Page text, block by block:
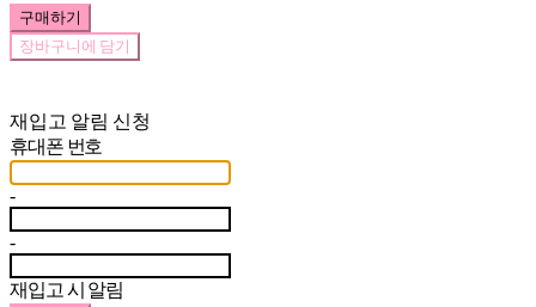
구매하기
장바구니에 담기
재입고 알림 신청
휴대폰 번호
-
-
재입고 시 알림